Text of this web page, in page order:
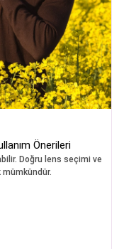
Önerileri
Doğru lens seçimi ve